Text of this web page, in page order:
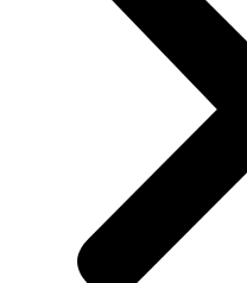
Sobre
Produtos
Bitte füllen Sie
Name der Firma
Deine E-Mail